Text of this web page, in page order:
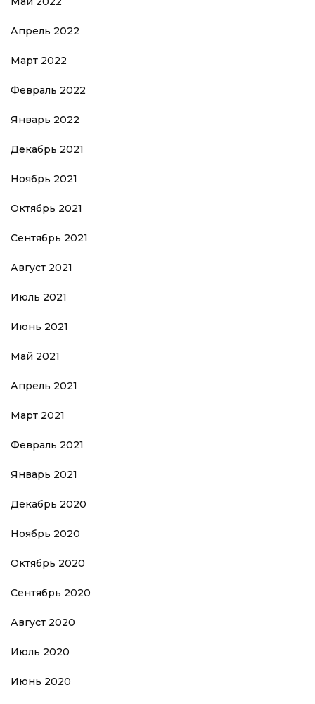
Апрель 2022
Март 2022
Февраль 2022
Январь 2022
Декабрь 2021
Ноябрь 2021
Октябрь 2021
Сентябрь 2021
Август 2021
Июль 2021
Июнь 2021
Май 2021
Апрель 2021
Март 2021
Февраль 2021
Январь 2021
Декабрь 2020
Ноябрь 2020
Октябрь 2020
Сентябрь 2020
Август 2020
Июль 2020
Июнь 2020